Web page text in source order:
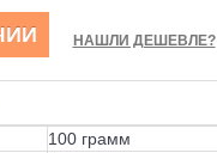
НАШЛИ ДЕШЕВЛЕ?
100 грамм